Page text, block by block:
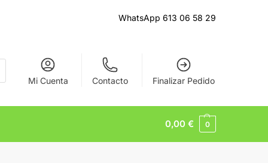
WhatsApp 613 06 58 29
Mi Cuenta Contacto Finalizar Pedido
0,00€ 0